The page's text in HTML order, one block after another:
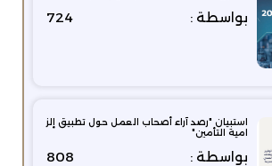
بواسطة : 724
استبيان "رصد آراء أصحاب العمل حول تطبيق إلز
امية التأمين"
بواسطة : 808